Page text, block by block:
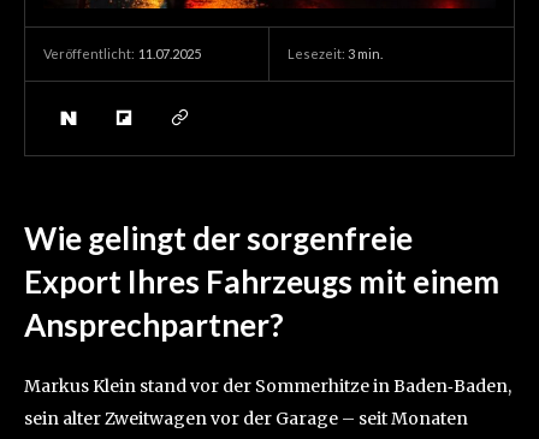
Veröffentlicht: 11.07.2025 Lesezeit: 3 min.
Wie gelingt der sorgenfreie
Export Ihres Fahrzeugs mit einem
Ansprechpartner?
Markus Klein stand vor der Sommerhitze in Baden‑Baden,
sein alter Zweitwagen vor der Garage – seit Monaten